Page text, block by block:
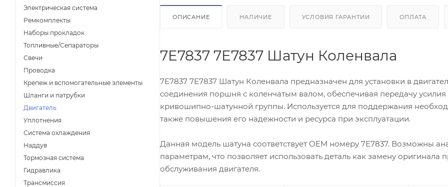
ОПИСАНИЕ НАЛИЧИЕ УСЛОВИЯ ГАРАНТИИ ОПЛАТА
7E7837 7E7837 Шатун Коленвала
7E7837 7E7837 Шатун Коленвала предназначен для установки в
соединения поршня с коленчатым валом, обеспечивая передачу
кривошипно-шатунной группы. Используется для поддержания
также повышения его надежности и ресурса при эксплуатации.
Данная модель шатуна соответствует OEM номеру 7E7837. Возможны
параметрам, что позволяет использовать деталь как замену
обслуживания двигателя.
Электрическая система
Ремкомплекты
Наборы прокладок
Топливные/Сепараторы
Свечи
Проводка
Крепеж и вспомогательные элементы
Шланги и патрубки
Двигатель
Уплотнения
Система охлаждения
Наддув
Тормозная система
Гидравлика
Трансмиссия